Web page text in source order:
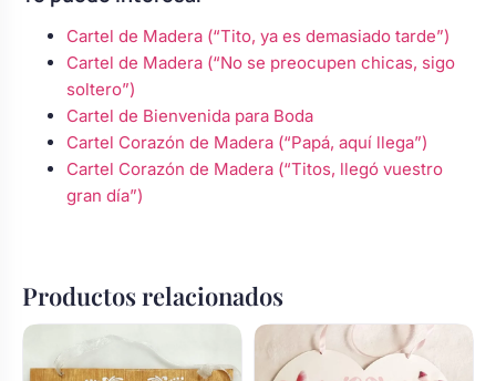
Cartel de Madera (“Tito, ya es demasiado tarde”)
Cartel de Madera (“No se preocupen chicas, sigo
soltero”)
Cartel de Bienvenida para Boda
Cartel Corazón de Madera (“Papá, aquí llega”)
Cartel Corazón de Madera (“Titos, llegó vuestro
gran día”)
Productos relacionados